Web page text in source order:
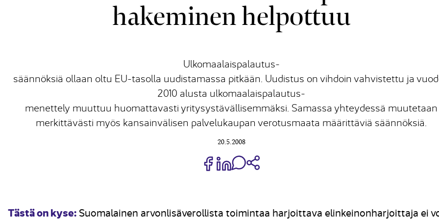
hakeminen helpottuu
Ulkomaalaispalautus-
säännöksiä ollaan oltu EU-tasolla uudistamassa pitkään. Uudistus on vihdoin vahvistettu ja
2010 alusta ulkomaalaispalautus-
menettely muuttuu huomattavasti yritysystävällisemmäksi. Samassa yhteydessä muutetaan
merkittävästi myös kansainvälisen palvelukaupan verotusmaata määrittäviä säännöksiä.
20.5.2008
Jaa Share on Facebook
Jaa Share on LinkedIn
Jaa WhatsApp-viestinä
Tästä on kyse: Suomalainen arvonlisäverollista toimintaa harjoittava elinkeinonharjoittaja ei